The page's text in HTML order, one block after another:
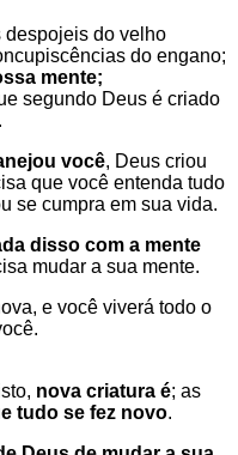
despojeis do velho
do engano;
mente;
segundo Deus é criado
você, Deus criou
que você entenda tudo
se cumpra em sua vida.
disso com a mente
mudar a sua mente.
e você viverá todo o
nova criatura é; as
tudo se fez novo.